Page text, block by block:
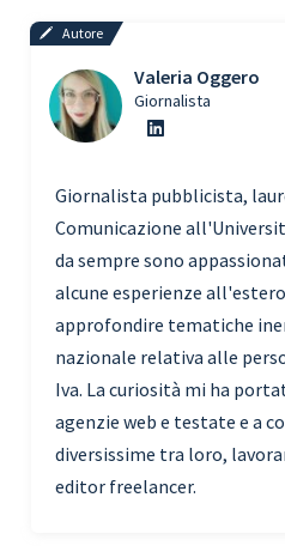
Autore
Valeria Oggero
Giornalista
Giornalista pubblicista,
Comunicazione
da sempre sono
alcune esperienze
approfondire tematiche
nazionale relativa alle
Iva. La curiosità mi ha
agenzie web e testate e a
diversissime tra loro,
editor freelancer.